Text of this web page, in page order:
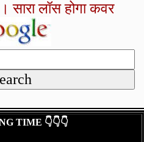
लॉस होगा कवर
TIME 👇👇👇